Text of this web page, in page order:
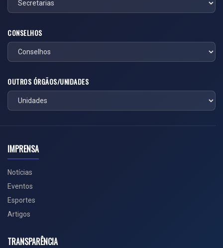
CONSELHOS
OUTROS ÓRGÃOS/UNIDADES
IMPRENSA
Notícias
Eventos
Esportes
Artigos
TRANSPARÊNCIA